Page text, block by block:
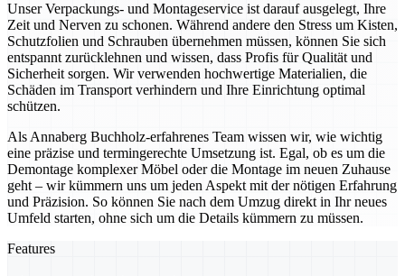
Unser Verpackungs- und Montageservice ist darauf ausgelegt, Ihre
Zeit und Nerven zu schonen. Während andere den Stress um Kisten,
Schutzfolien und Schrauben übernehmen müssen, können Sie sich
entspannt zurücklehnen und wissen, dass Profis für Qualität und
Sicherheit sorgen. Wir verwenden hochwertige Materialien, die
Schäden im Transport verhindern und Ihre Einrichtung optimal
schützen.
Als Annaberg Buchholz-erfahrenes Team wissen wir, wie wichtig
eine präzise und termingerechte Umsetzung ist. Egal, ob es um die
Demontage komplexer Möbel oder die Montage im neuen Zuhause
geht – wir kümmern uns um jeden Aspekt mit der nötigen Erfahrung
und Präzision. So können Sie nach dem Umzug direkt in Ihr neues
Umfeld starten, ohne sich um die Details kümmern zu müssen.
Features